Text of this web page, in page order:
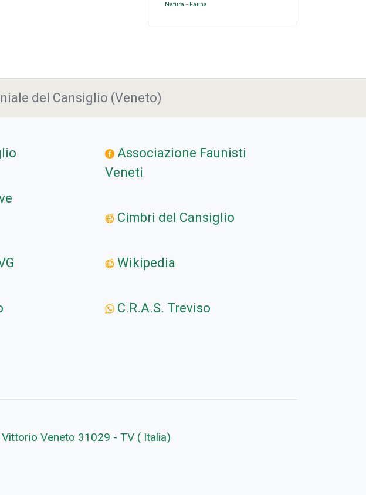
Natura - Fauna
del Cansiglio (Veneto)
Associazione Faunisti
Veneti
Cimbri del Cansiglio
Wikipedia
C.R.A.S. Treviso
Veneto 31029 - TV ( Italia)